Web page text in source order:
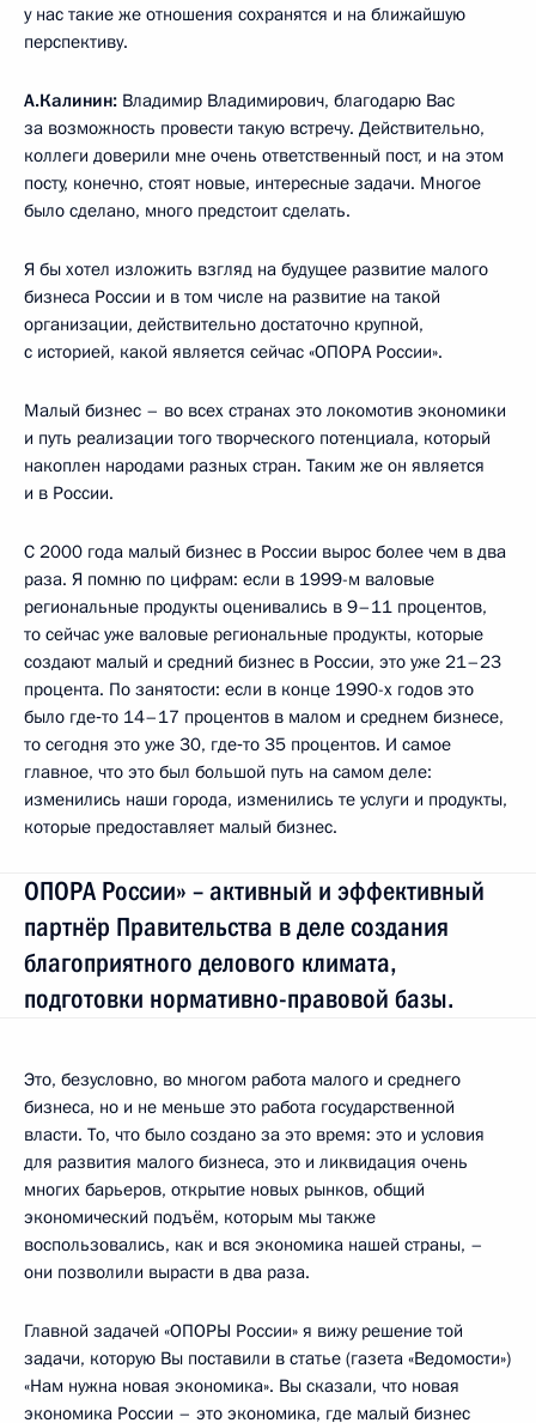
у нас такие же отношения сохранятся и на ближайшую
перспективу.
А.Калинин: Владимир Владимирович, благодарю Вас
за возможность провести такую встречу. Действительно,
коллеги доверили мне очень ответственный пост, и на этом
посту, конечно, стоят новые, интересные задачи. Многое
было сделано, много предстоит сделать.
Я бы хотел изложить взгляд на будущее развитие малого
бизнеса России и в том числе на развитие на такой
организации, действительно достаточно крупной,
с историей, какой является сейчас «ОПОРА России».
Малый бизнес – во всех странах это локомотив экономики
и путь реализации того творческого потенциала, который
накоплен народами разных стран. Таким же он является
и в России.
С 2000 года малый бизнес в России вырос более чем в два
раза. Я помню по цифрам: если в 1999-м валовые
региональные продукты оценивались в 9–11 процентов,
то сейчас уже валовые региональные продукты, которые
создают малый и средний бизнес в России, это уже 21–23
процента. По занятости: если в конце 1990-х годов это
было где‑то 14–17 процентов в малом и среднем бизнесе,
то сегодня это уже 30, где‑то 35 процентов. И самое
главное, что это был большой путь на самом деле:
изменились наши города, изменились те услуги и продукты,
которые предоставляет малый бизнес.
ОПОРА России» – активный и эффективный
партнёр Правительства в деле создания
благоприятного делового климата,
подготовки нормативно-правовой базы.
Это, безусловно, во многом работа малого и среднего
бизнеса, но и не меньше это работа государственной
власти. То, что было создано за это время: это и условия
для развития малого бизнеса, это и ликвидация очень
многих барьеров, открытие новых рынков, общий
экономический подъём, которым мы также
воспользовались, как и вся экономика нашей страны, –
они позволили вырасти в два раза.
Главной задачей «ОПОРЫ России» я вижу решение той
задачи, которую Вы поставили в статье (газета «Ведомости»)
«Нам нужна новая экономика». Вы сказали, что новая
экономика России – это экономика, где малый бизнес